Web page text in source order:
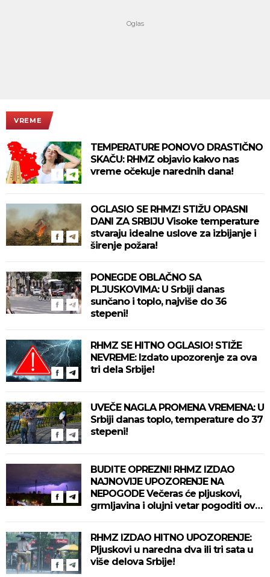
VREME
TEMPERATURE PONOVO DRASTIČNO
SKAČU: RHMZ objavio kakvo nas
vreme očekuje narednih dana!
OGLASIO SE RHMZ! STIŽU OPASNI
DANI ZA SRBIJU Visoke temperature
stvaraju idealne uslove za izbijanje i
širenje požara!
PONEGDE OBLAČNO SA
PLJUSKOVIMA: U Srbiji danas
sunčano i toplo, najviše do 36
stepeni!
RHMZ SE HITNO OGLASIO! STIŽE
NEVREME: Izdato upozorenje za ova
tri dela Srbije!
UVEČE NAGLA PROMENA VREMENA: U
Srbiji danas toplo, temperature do 37
stepeni!
BUDITE OPREZNI! RHMZ IZDAO
NAJNOVIJE UPOZORENJE NA
NEPOGODE Večeras će pljuskovi,
grmljavina i olujni vetar pogoditi ove
RHMZ IZDAO HITNO UPOZORENJE:
Pljuskovi u naredna dva ili tri sata u
više delova Srbije!